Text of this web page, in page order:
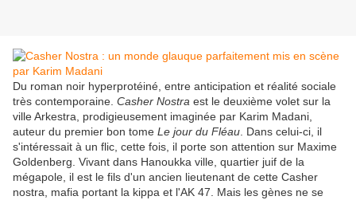
Du roman noir hyperprotéiné, entre anticipation et réalité sociale
très contemporaine. Casher Nostra est le deuxième volet sur la
ville Arkestra, prodigieusement imaginée par Karim Madani,
auteur du premier bon tome Le jour du Fléau . Dans celui-ci, il
s'intéressait à un flic, cette fois, il porte son attention sur Maxime
Goldenberg. Vivant dans Hanoukka ville, quartier juif de la
mégapole, il est le fils d'un ancien lieutenant de cette Casher
nostra, mafia portant la kippa et l'AK 47. Mais les gènes ne se